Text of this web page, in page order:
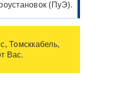
(ПуЭ).
Томсккабель,
Вас.